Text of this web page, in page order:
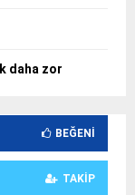
daha zor
BEĞENI
TAKIP